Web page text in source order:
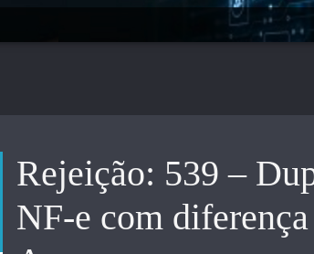
Rejeição: 539 –
NF-e com